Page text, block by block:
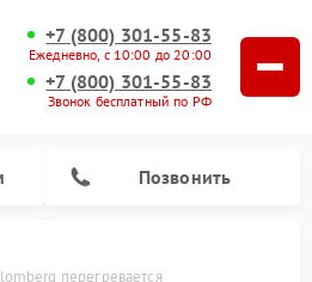
+7 (800) 301-55-83
Ежедневно, с 10:00 до 20:00
+7 (800) 301-55-83
Звонок бесплатный по РФ
Позвонить
перегревается